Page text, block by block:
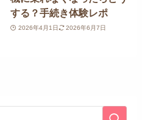
する？手続き体験レポ
2026年4月1日 2026年6月7日